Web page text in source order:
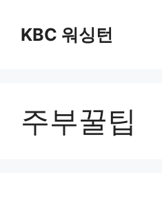
KBC 워싱턴
주부꿀팁